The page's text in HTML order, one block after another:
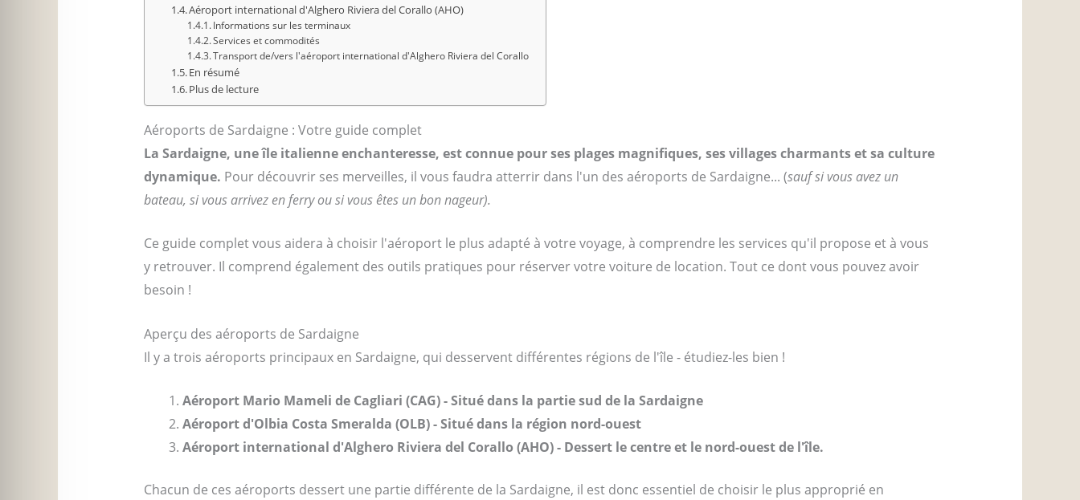
Aéroport international d'Alghero Riviera del Corallo (AHO)
Informations sur les terminaux
Services et commodités
Transport de/vers l'aéroport international d'Alghero Riviera del Corallo
En résumé
Plus de lecture
Aéroports de Sardaigne : Votre guide complet
La Sardaigne, une île italienne enchanteresse, est connue pour ses plages magnifiques, ses villages charmants et sa culture
dynamique. Pour découvrir ses merveilles, il vous faudra atterrir dans l'un des aéroports de Sardaigne... (sauf si vous avez un
bateau, si vous arrivez en ferry ou si vous êtes un bon nageur).
Ce guide complet vous aidera à choisir l'aéroport le plus adapté à votre voyage, à comprendre les services qu'il propose et à vous
y retrouver. Il comprend également des outils pratiques pour réserver votre voiture de location. Tout ce dont vous pouvez avoir
besoin !
Aperçu des aéroports de Sardaigne
Il y a trois aéroports principaux en Sardaigne, qui desservent différentes régions de l'île - étudiez-les bien !
Aéroport Mario Mameli de Cagliari (CAG) - Situé dans la partie sud de la Sardaigne
Aéroport d'Olbia Costa Smeralda (OLB) - Situé dans la région nord-ouest
Aéroport international d'Alghero Riviera del Corallo (AHO) - Dessert le centre et le nord-ouest de l'île.
Chacun de ces aéroports dessert une partie différente de la Sardaigne, il est donc essentiel de choisir le plus approprié en